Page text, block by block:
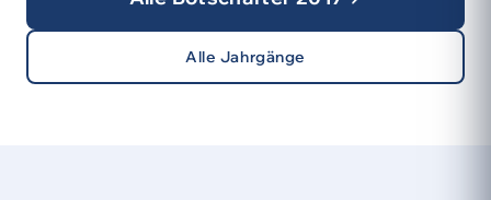
Alle Jahrgänge